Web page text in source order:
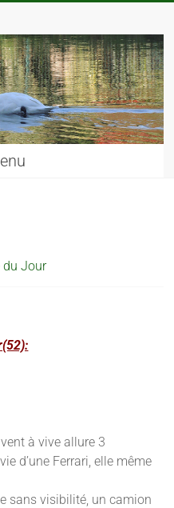
du Jour
à vive allure 3
d’une Ferrari, elle même
sans visibilité, un camion